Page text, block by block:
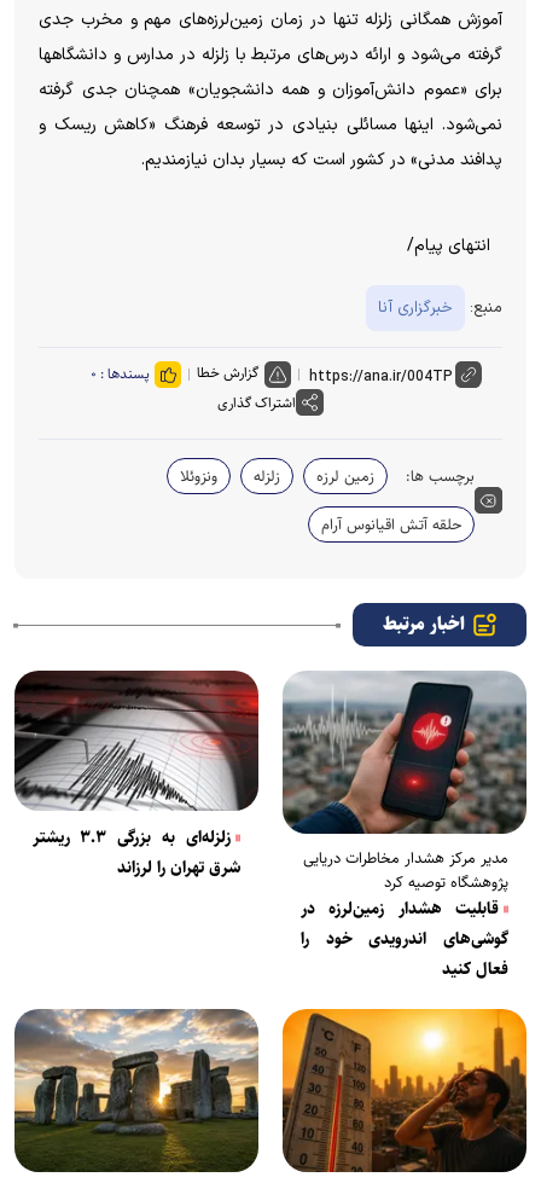
آموزش همگانی زلزله تنها در زمان زمین‌لرزه‌های مهم و مخرب جدی
گرفته می‌شود و ارائه درس‌های مرتبط با زلزله در مدارس و دانشگاهها
برای «عموم دانش‌آموزان و همه دانشجویان» همچنان جدی گرفته
نمی‌شود. اینها مسائلی بنیادی در توسعه فرهنگ «کاهش ریسک و
پدافند مدنی» در کشور است که بسیار بدان نیازمندیم.
انتهای پیام/
منبع: خبرگزاری آنا
گزارش خطا پسندها : ۰
اشتراک گذاری
برچسب ها: زمین لرزه زلزله
ونزوئلا
حلقه آتش اقیانوس آرام
اخبار مرتبط
مدیر مرکز هشدار مخاطرات دریایی
پژوهشگاه توصیه کرد
قابلیت هشدار زمین‌لرزه در
گوشی‌های اندرویدی خود را
فعال کنید
زلزله‌ای به بزرگی ۳.۳ ریشتر
شرق تهران را لرزاند